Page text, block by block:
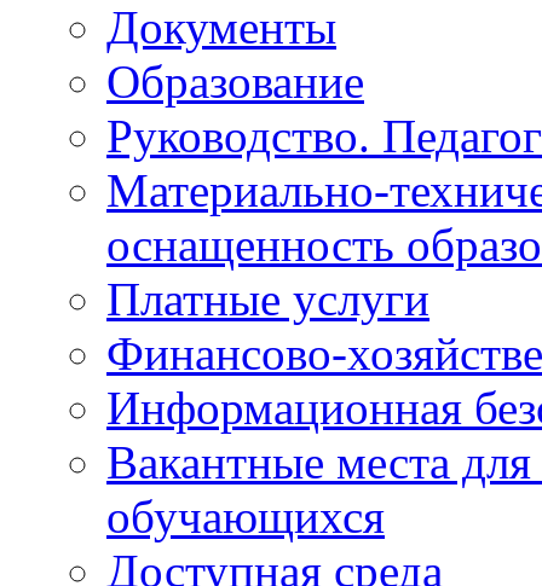
Документы
Образование
Руководство.
Материально-
оснащенность
Платные услуги
Финансово-
Информационная
Вакантные места
обучающихся
Доступная среда